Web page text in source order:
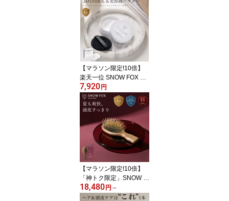
ゴースト ヘアブラシ ス
ノーフォックス 頭皮ケア
ヘアケア 引っ越し ヘア
ブラシ 毛穴 洗浄 お風呂
ギフト プレゼント 髪の
毛 サラサラ 艶髪 ヘアケ
ア 敬老の日 退職 入学 就
職 即納
【マラソン限定!10倍】
楽天一位 SNOW FOX SK
INCARE スノーメルト モ
イスチャー マットブライ
ト パウダー ルースパウ
ダー フェースパウダー
フェイスパウダー 鉄壁パ
ウダー メイク崩れ防止
お泊まりパウダー テカリ
防止 毛穴レス 保湿ケア
ギフト プレゼント デパ
コス コスメ
7,920 円
【マラソン限定!10倍】
「神トク限定」SNOW F
OX SKINCARE カッサ 遠
赤外線 ミニ ヘアブラシ
18,480 円 ～